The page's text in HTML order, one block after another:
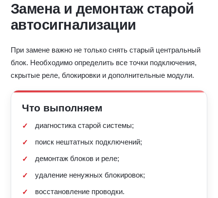
Замена и демонтаж старой
автосигнализации
При замене важно не только снять старый центральный
блок. Необходимо определить все точки подключения,
скрытые реле, блокировки и дополнительные модули.
Что выполняем
диагностика старой системы;
поиск нештатных подключений;
демонтаж блоков и реле;
удаление ненужных блокировок;
восстановление проводки.